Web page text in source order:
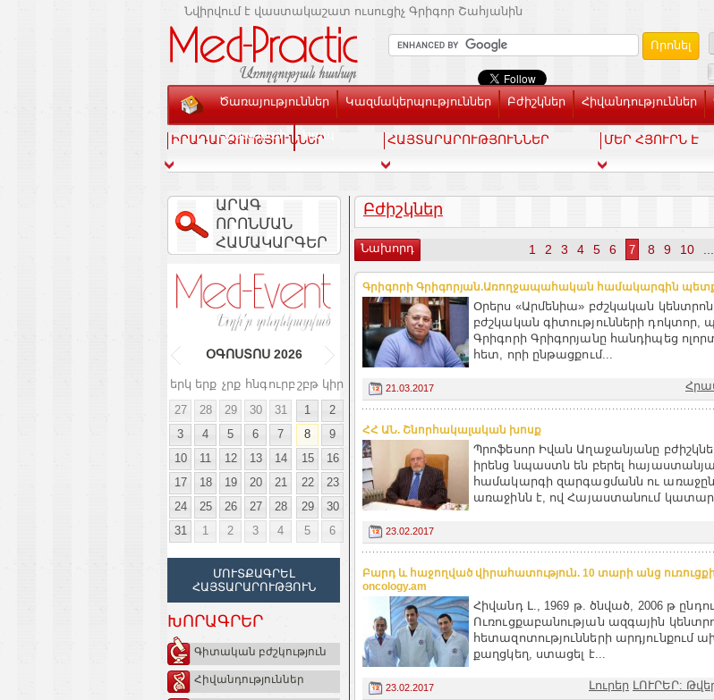
Նվիրվում է վաստակաշատ ուսուցիչ Գրիգոր Շահյանին
Ծառայություններ Կազմակերպություններ Բժիշկներ Հիվանդություններ
Տեսասրահ Կապ
ԻՐԱԴԱՐՁՈՒԹՅՈՒՆՆԵՐ ՀԱՅՏԱՐԱՐՈՒԹՅՈՒՆՆԵՐ ՄԵՐ ՀՅՈՒՐՆ Է
ԱՐԱԳ
ՈՐՈՆՄԱՆ
ՀԱՄԱԿԱՐԳԵՐ
ՕԳՈՍՏՈՍ 2026
երկ երք չրք հնգուրբ շբթ կիր
27
28 29 30 31 1
2
3
4 5 6 7 8
9
10
11 12 13 14 15
16
17
18 19 20 21 22
23
24
25 26 27 28 29
30
31
1 2 3 4 5 6
ՄՈՒՏՔԱԳՐԵԼ
ՀԱՅՏԱՐԱՐՈՒԹՅՈՒՆ
ԽՈՐԱԳՐԵՐ
Գիտական բժշկություն
Հիվանդություններ
Բժիշկներ
Նախորդ 1 2 3 4 5 6 7 8 9 10
Գրիգորի Գրիգորյան.Առողջապահական համակարգին
Օրերս «Արմենիա» բժշկական
բժշկական գիտությունների դոկտոր,
Գրիգորի Գրիգորյանը հանդիպեց
հետ, որի ընթացքում...
21.03.2017
ՀՀ ԱՆ. Շնորհակալական խոսք
Պրոֆեսոր Իվան Աղաջանյանը
իրենց նպաստն են բերել
համակարգի զարգացմանն ու
առաջինն է, ով Հայաստանում
23.02.2017
Բարդ և հաջողված վիրահատություն. 10 տարի անց ուռուցքի
oncology.am
Հիվանդ Լ., 1969 թ. ծնված, 2006 թ
Ուռուցքաբանության ազգային
հետազոտությունների արդյունքում
քաղցկեղ, ստացել է...
23.02.2017 Լուրեր ԼՈՒՐԵՐ: